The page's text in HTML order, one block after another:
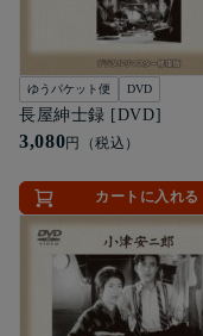
ゆうパケット便 DVD
長屋紳士録 [DVD]
3,080円（税込）
カートに入れる